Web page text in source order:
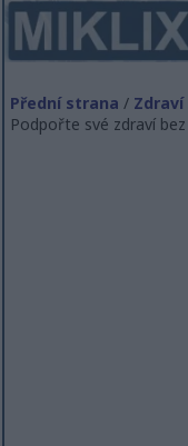
Přední strana / Zdraví
Podpořte své zdraví